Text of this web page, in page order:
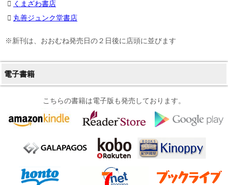
くまざわ書店
丸善ジュンク堂書店
※新刊は、おおむね発売日の２日後に店頭に並びます
電子書籍
こちらの書籍は電子版も発売しております。